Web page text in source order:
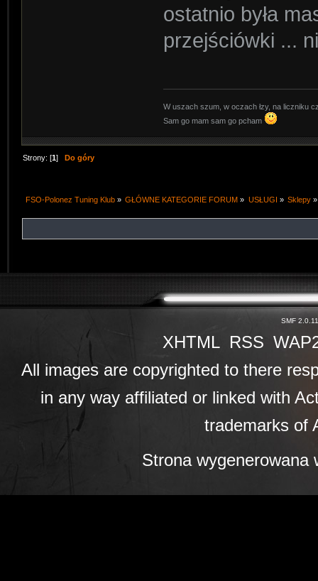
ostatnio była
przejściówki ...
W uszach szum, w oczach łzy, na liczniku
Sam go mam sam go pcham
Strony: [1] Do góry
FSO-Polonez Tuning Klub » GŁÓWNE KATEGORIE FORUM » USŁUGI » Sklepy »
SMF 2.0.11
XHTML RSS
All images are copyrighted to there
in any way affiliated or linked with
trademarks of
Strona wygenerowana